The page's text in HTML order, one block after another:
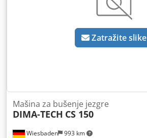
Zatražite slike
Wiesbaden 993 km
Mašina za bušenje jezgre
DIMA-TECH CS 150